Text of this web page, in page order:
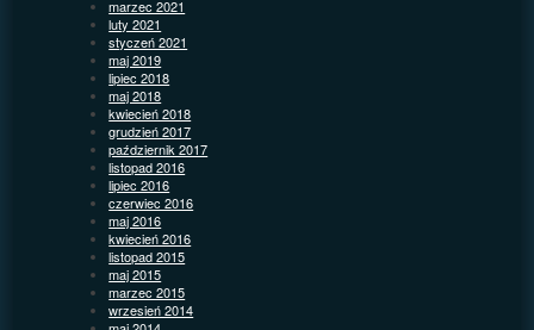
marzec 2021
luty 2021
styczeń 2021
maj 2019
lipiec 2018
maj 2018
kwiecień 2018
grudzień 2017
październik 2017
listopad 2016
lipiec 2016
czerwiec 2016
maj 2016
kwiecień 2016
listopad 2015
maj 2015
marzec 2015
wrzesień 2014